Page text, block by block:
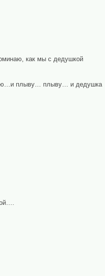
как мы с дедушкой
плыву… плыву… и дедушка